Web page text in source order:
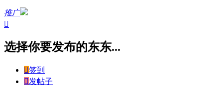
推广

选择你要发布的东东...
签到
发帖子